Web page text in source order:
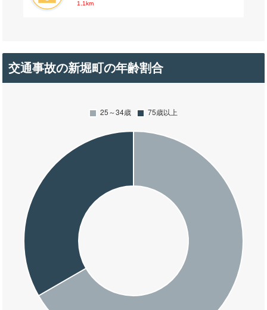
1.1km
交通事故の新堀町の年齢割合